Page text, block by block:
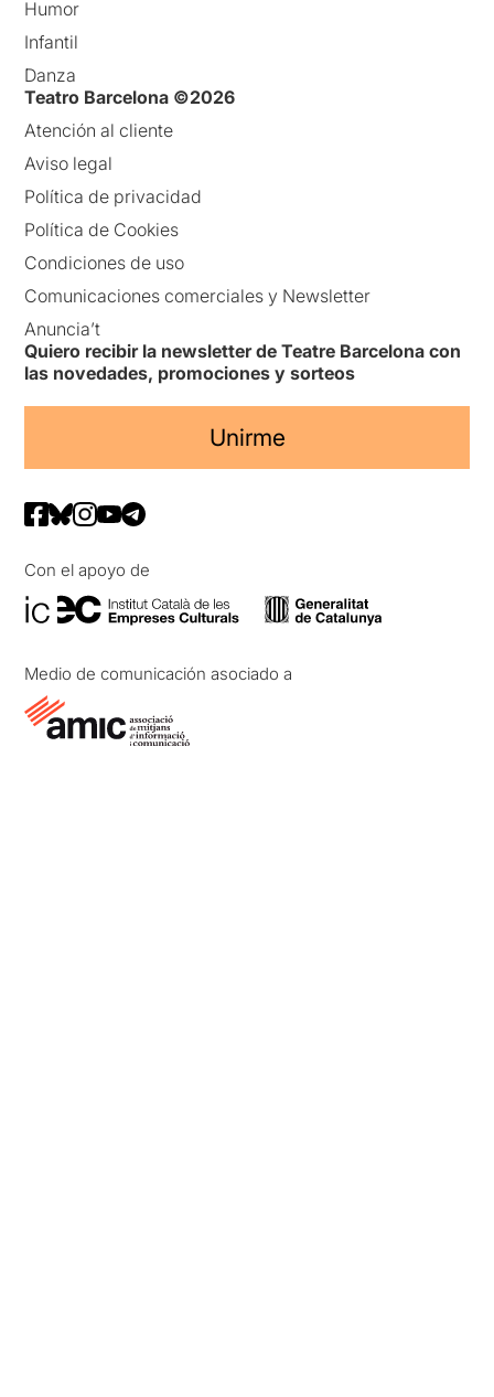
Humor
Infantil
Danza
Teatro Barcelona ©2026
Atención al cliente
Aviso legal
Política de privacidad
Política de Cookies
Condiciones de uso
Comunicaciones comerciales y Newsletter
Anuncia’t
Quiero recibir la newsletter de Teatre Barcelona con
las novedades, promociones y sorteos
Unirme
Con el apoyo de
Medio de comunicación asociado a